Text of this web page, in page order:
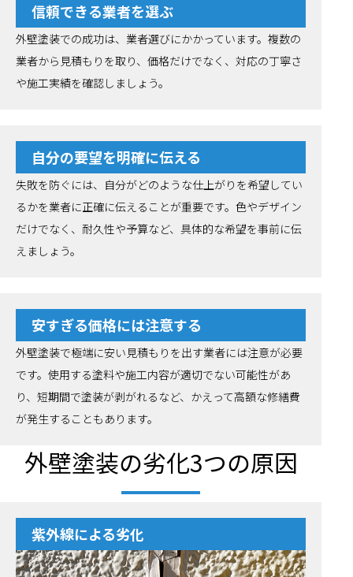
信頼できる業者を選ぶ
外壁塗装での成功は、業者選びにかかっています。複数の
業者から見積もりを取り、価格だけでなく、対応の丁寧さ
や施工実績を確認しましょう。
自分の要望を明確に伝える
失敗を防ぐには、自分がどのような仕上がりを希望してい
るかを業者に正確に伝えることが重要です。色やデザイン
だけでなく、耐久性や予算など、具体的な希望を事前に伝
えましょう。
安すぎる価格には注意する
外壁塗装で極端に安い見積もりを出す業者には注意が必要
です。使用する塗料や施工内容が適切でない可能性があ
り、短期間で塗装が剥がれるなど、かえって高額な修繕費
が発生することもあります。
外壁塗装の劣化3つの原因
紫外線による劣化